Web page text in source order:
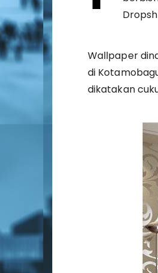
Wallpaper
di
dikatakan